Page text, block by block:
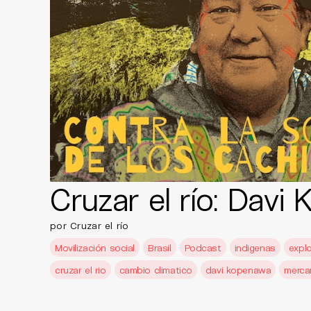
Cruzar el río: Davi
por Cruzar el río
Movilización social
Brasil Podcast indigenas
cruzar el rio
cambio climatico davi kopenawa